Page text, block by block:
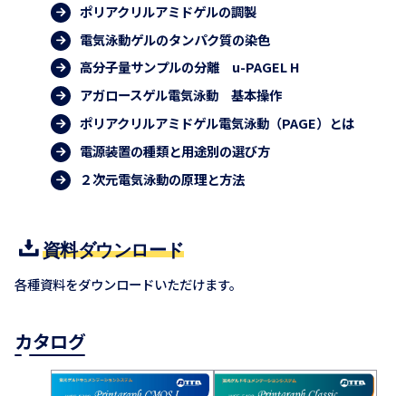
ポリアクリルアミドゲルの調製
電気泳動ゲルのタンパク質の染色
高分子量サンプルの分離 u-PAGEL H
アガロースゲル電気泳動 基本操作
ポリアクリルアミドゲル電気泳動（PAGE）とは
電源装置の種類と用途別の選び方
２次元電気泳動の原理と方法
資料ダウンロード
各種資料をダウンロードいただけます。
カタログ